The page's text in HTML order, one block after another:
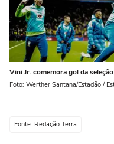
Vini Jr. comemora gol da
Foto: Werther Santana/Estadão /
Fonte: Redação Terra